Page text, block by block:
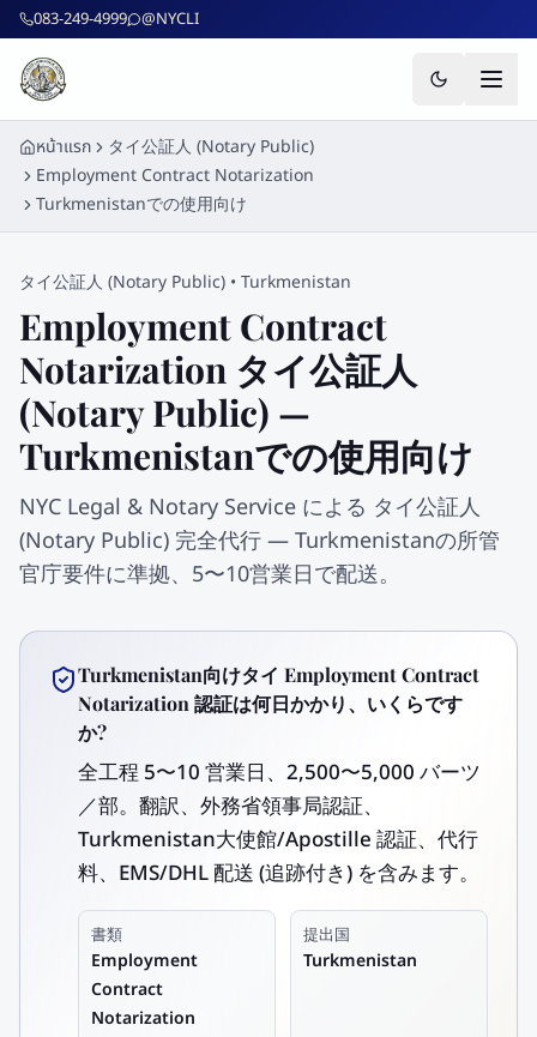
ข้ามไปยังเนื้อหาหลัก
083-249-4999 @NYCLI
หน้าแรก
タイ公証人 (Notary Public)
Employment Contract Notarization
Turkmenistanでの使用向け
タイ公証人 (Notary Public) • Turkmenistan
Employment Contract
Notarization タイ公証人
(Notary Public) —
Turkmenistanでの使用向け
NYC Legal & Notary Service による タイ公証人
(Notary Public) 完全代行 — Turkmenistanの所管
官庁要件に準拠、5〜10営業日で配送。
Turkmenistan向けタイ Employment Contract
Notarization 認証は何日かかり、いくらです
か?
全工程 5〜10 営業日、2,500〜5,000 バーツ
／部。翻訳、外務省領事局認証、
Turkmenistan大使館/Apostille 認証、代行
料、EMS/DHL 配送 (追跡付き) を含みます。
書類
Employment
Contract
Notarization
提出国
Turkmenistan